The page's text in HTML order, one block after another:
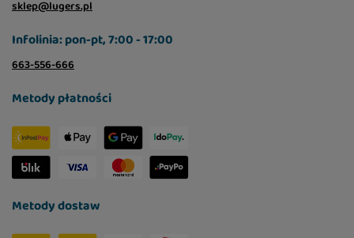
sklep@lugers.pl
Infolinia: pon-pt, 7:00 - 17:00
663-556-666
Metody płatności
Metody dostaw